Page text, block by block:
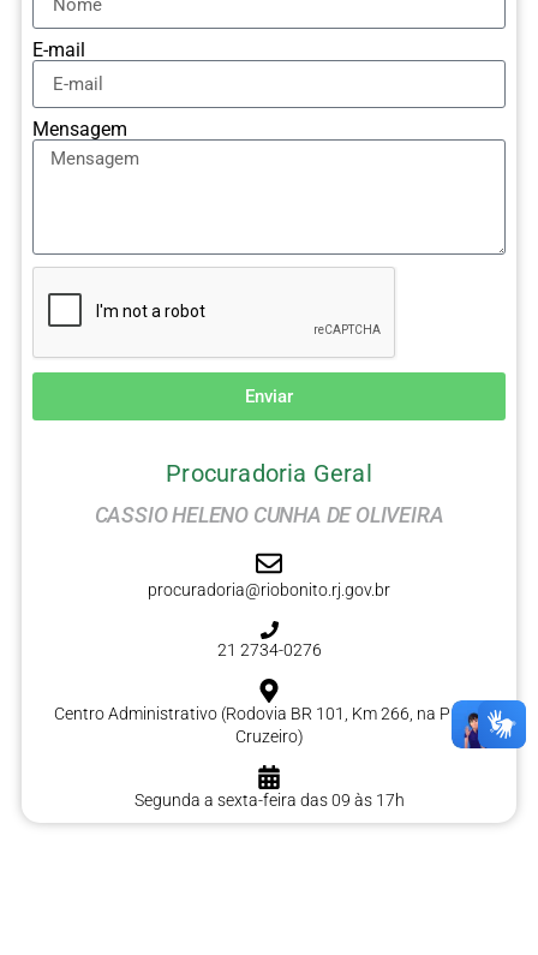
E-mail
Mensagem
Enviar
Procuradoria Geral
CASSIO HELENO CUNHA DE OLIVEIRA
procuradoria@riobonito.rj.gov.br
21 2734-0276
Centro Administrativo (Rodovia BR 101, Km 266, na Praça
Cruzeiro)
Segunda a sexta-feira das 09 às 17h